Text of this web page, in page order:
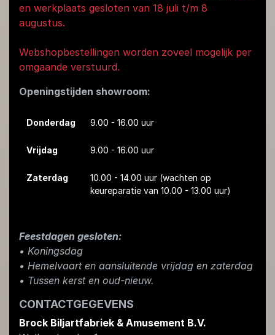
en werkplaats gesloten van 18 juli t/m 8
augustus.
Webshopbestellingen worden zoveel mogelijk per
omgaande verstuurd.
Openingstijden showroom:
Donderdag 9.00 - 16.00 uur
Vrijdag 9.00 - 16.00 uur
Zaterdag 10.00 - 14.00 uur (wachten op
keureparatie van 10.00 - 13.00 uur)
Feestdagen gesloten:
• Koningsdag
​• Hemelvaart en aansluitende vrijdag en zaterdag
• Tussen kerst en oud-nieuw.
CONTACTGEGEVENS
Brock Biljartfabriek & Amusement B.V.